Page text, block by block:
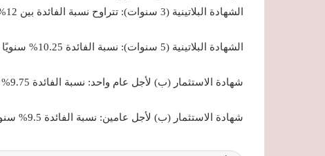
الشهادة البلاتينية (3 سنوات): تتراوح نسبة الفائدة بين 12% سنويا للعائد شهري، و12.25% سنويًا للعائد ربع سنوي.
الشهادة البلاتينية (5 سنوات): نسبة الفائدة 10.25% سنويًا عائد شهري.
شهادة الاستثمار (ب) لأجل عام واحد: نسبة الفائدة 9.75% سنويًا ويصرف العائد شهري.
شهادة الاستثمار (ب) لأجل عامين: نسبة الفائدة 9.5% سنويًا، ويصرف العائد كل 3 شهور.